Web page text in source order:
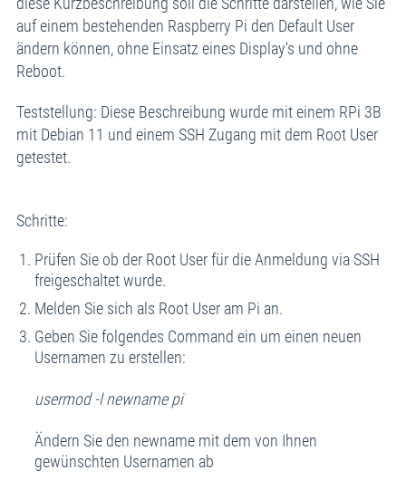
auf einem bestehenden Raspberry Pi den Default User
ändern können, ohne Einsatz eines Display's und ohne
Reboot.
Teststellung: Diese Beschreibung wurde mit einem RPi 3B
mit Debian 11 und einem SSH Zugang mit dem Root User
getestet.
Schritte:
Prüfen Sie ob der Root User für die Anmeldung via SSH
freigeschaltet wurde.
Melden Sie sich als Root User am Pi an.
Geben Sie folgendes Command ein um einen neuen
Usernamen zu erstellen:
usermod -l newname pi
Ändern Sie den newname mit dem von Ihnen
gewünschten Usernamen ab